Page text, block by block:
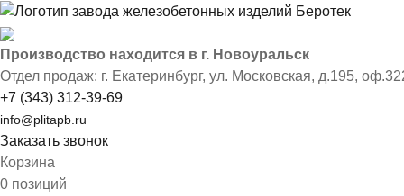
Производство находится в г. Новоуральск
Отдел продаж: г. Екатеринбург, ул. Московская, д.195,
+7 (343) 312-39-69
info@plitapb.ru
Заказать звонок
Корзина
0 позиций